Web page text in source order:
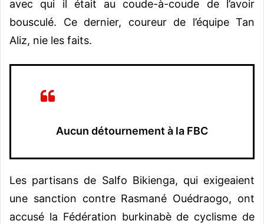
avec qui il était au coude-à-coude de l’avoir
bousculé. Ce dernier, coureur de l’équipe Tan
Aliz, nie les faits.
Aucun détournement à la FBC
Les partisans de Salfo Bikienga, qui exigeaient
une sanction contre Rasmané Ouédraogo, ont
accusé la Fédération burkinabè de cyclisme de